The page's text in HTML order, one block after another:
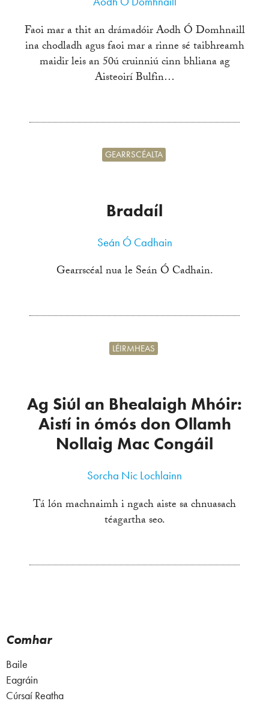
Faoi mar a thit an drámadóir Aodh Ó Domhnaill
ina chodladh agus faoi mar a rinne sé taibhreamh
maidir leis an 50ú cruinniú cinn bhliana ag
Aisteoirí Bulfin…
Bradaíl
GEARRSCÉALTA
Seán Ó Cadhain
Gearrscéal nua le Seán Ó Cadhain.
Ag Siúl an Bhealaigh Mhóir:
Aistí in ómós don Ollamh
Nollaig Mac Congáil
LÉIRMHEAS
Sorcha Nic Lochlainn
Tá lón machnaimh i ngach aiste sa chnuasach
téagartha seo.
Comhar
Baile
Eagráin
Cúrsaí Reatha